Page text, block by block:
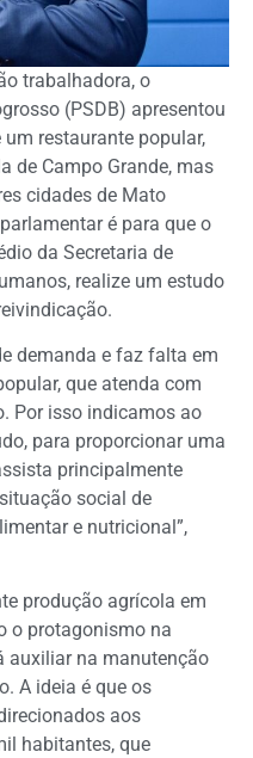
trabalhadora, o
(PSDB) apresentou
restaurante popular,
de Campo Grande, mas
cidades de Mato
é para que o
da Secretaria de
realize um estudo
demanda e faz falta em
que atenda com
Por isso indicamos ao
para proporcionar uma
principalmente
social de
e nutricional”,
produção agrícola em
o protagonismo na
auxiliar na manutenção
A ideia é que os
aos
habitantes, que